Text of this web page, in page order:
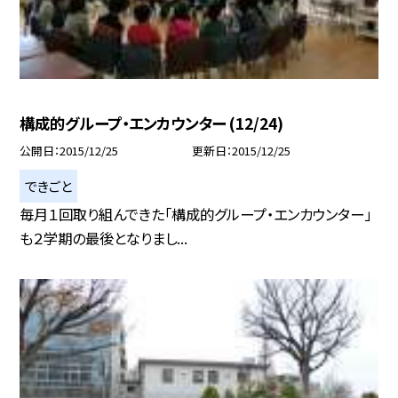
構成的グループ・エンカウンター (12/24)
公開日 2015/12/25 更新日 2015/12/25
できごと
毎月１回取り組んできた「構成的グループ・エンカウンター」
も２学期の最後となりまし...